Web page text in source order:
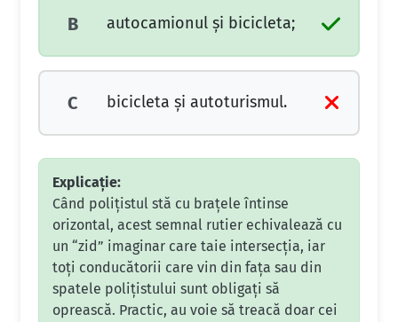
B autocamionul şi bicicleta;
C bicicleta şi autoturismul.
Explicație:
Când polițistul stă cu brațele întinse
orizontal, acest semnal rutier echivalează cu
un “zid” imaginar care taie intersecția, iar
toți conducătorii care vin din fața sau din
spatele polițistului sunt obligați să
oprească. Practic, au voie să treacă doar cei